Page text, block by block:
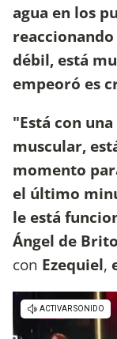
agua en los
débil, está
empeoró es
"Está con
muscular,
momento
el último
le está
Ángel de Brito
con Ezequiel,